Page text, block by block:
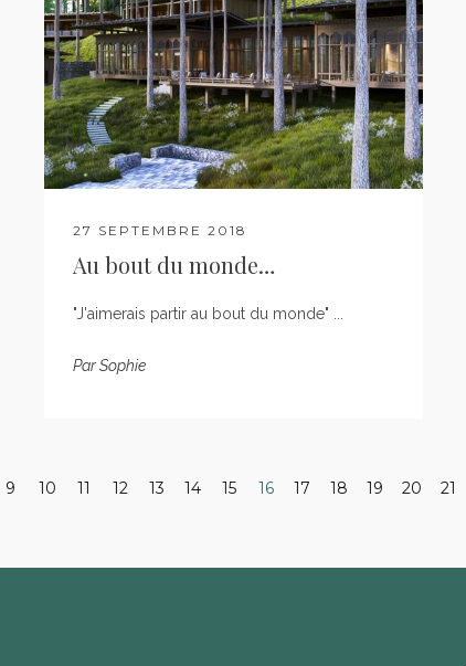
27 SEPTEMBRE 2018
Au bout du monde…
"J'aimerais partir au bout du monde" ...
ParSophie
9 10 11 12 13 14 15 16 17 18 19 20 21